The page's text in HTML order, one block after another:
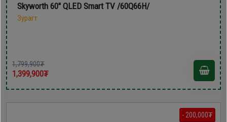
Skyworth 60'' QLED Smart TV /60Q66H/
Зурагт
1,799,900₮
1,399,900₮
- 200,000₮